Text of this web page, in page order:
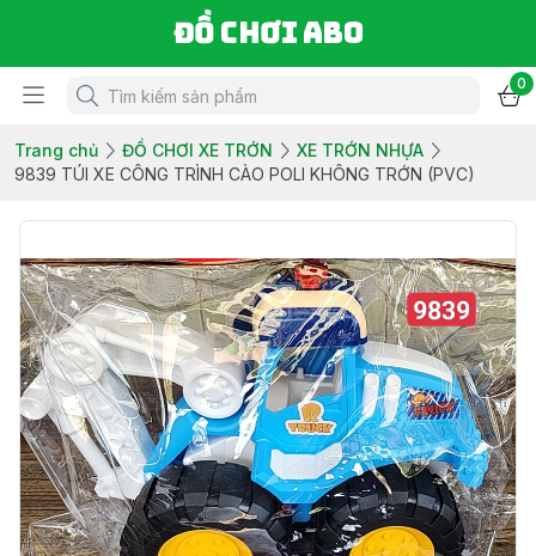
Đồ chơi ABO
0
Trang chủ ĐỒ CHƠI XE TRỚN
XE TRỚN NHỰA
9839 TÚI XE CÔNG TRÌNH CÀO POLI KHÔNG TRỚN (PVC)